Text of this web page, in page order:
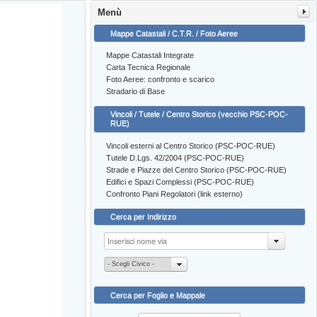
Menù
Mappe Catastali / C.T.R. / Foto Aeree
Mappe Catastali Integrate
Carta Tecnica Regionale
Foto Aeree: confronto e scarico
Stradario di Base
Vincoli / Tutele / Centro Storico (vecchio PSC-POC-
RUE)
Vincoli esterni al Centro Storico (PSC-POC-RUE)
Tutele D.Lgs. 42/2004 (PSC-POC-RUE)
Strade e Piazze del Centro Storico (PSC-POC-RUE)
Edifici e Spazi Complessi (PSC-POC-RUE)
Confronto Piani Regolatori (link esterno)
Cerca per Indirizzo
- Scegli Civico -
Cerca per Foglio e Mappale